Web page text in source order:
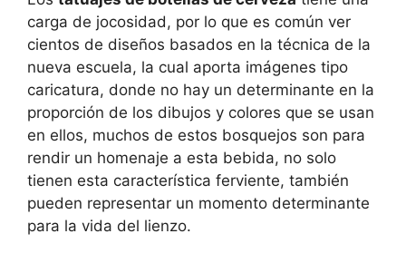
carga de jocosidad, por lo que es común ver
cientos de diseños basados en la técnica de la
nueva escuela, la cual aporta imágenes tipo
caricatura, donde no hay un determinante en la
proporción de los dibujos y colores que se usan
en ellos, muchos de estos bosquejos son para
rendir un homenaje a esta bebida, no solo
tienen esta característica ferviente, también
pueden representar un momento determinante
para la vida del lienzo.